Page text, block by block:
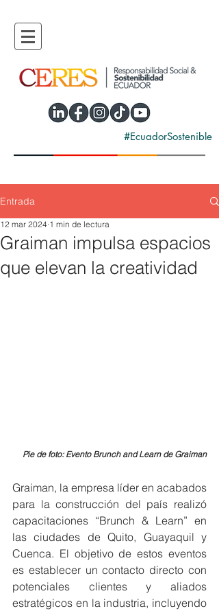
#EcuadorSostenible
Entrada
Graiman impulsa espacios
que elevan la creatividad
12 mar 2024 1 min de lectura
Pie de foto: Evento Brunch and Learn de Graiman
Graiman, la empresa líder en acabados
para la construcción del país realizó
capacitaciones “Brunch & Learn” en
las ciudades de Quito, Guayaquil y
Cuenca. El objetivo de estos eventos
es establecer un contacto directo con
potenciales clientes y aliados
estratégicos en la industria, incluyendo